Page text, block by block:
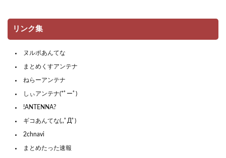
リンク集
ヌルポあんてな
まとめくすアンテナ
ねらーアンテナ
しぃアンテナ(*ﾟーﾟ)
!ANTENNA?
ギコあんてな(,,ﾟДﾟ)
2chnavi
まとめたった速報